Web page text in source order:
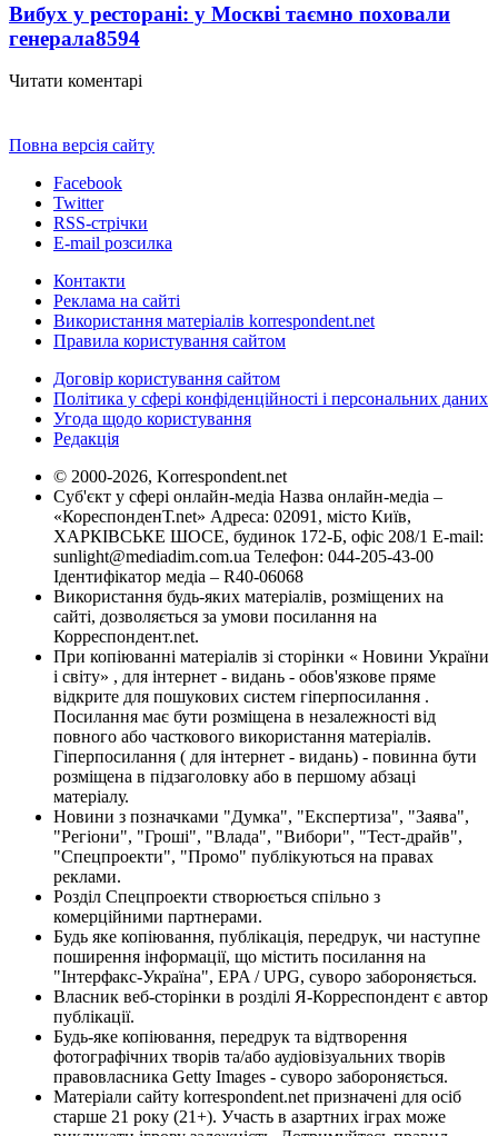
Вибух у ресторані: у Москві таємно поховали
генерала8594
Читати коментарі
Повна версія сайту
Facebook
Twitter
RSS-стрічки
E-mail розсилка
Контакти
Реклама на сайті
Використання матеріалів korrespondent.net
Правила користування сайтом
Договір користування сайтом
Політика у сфері конфіденційності і персональних даних
Угода щодо користування
Редакція
© 2000-2026, Korrespondent.net
Суб'єкт у сфері онлайн-медіа Назва онлайн-медіа –
«КореспонденТ.net» Адреса: 02091, місто Київ,
ХАРКІВСЬКЕ ШОСЕ, будинок 172-Б, офіс 208/1 E-mail:
sunlight@mediadim.com.ua Телефон: 044-205-43-00
Ідентифікатор медіа – R40-06068
Використання будь-яких матеріалів, розміщених на
сайті, дозволяється за умови посилання на
Корреспондент.net.
При копіюванні матеріалів зі сторінки « Новини України
і світу» , для інтернет - видань - обов'язкове пряме
відкрите для пошукових систем гіперпосилання .
Посилання має бути розміщена в незалежності від
повного або часткового використання матеріалів.
Гіперпосилання ( для інтернет - видань) - повинна бути
розміщена в підзаголовку або в першому абзаці
матеріалу.
Новини з позначками "Думка", "Експертиза", "Заява",
"Регіони", "Гроші", "Влада", "Вибори", "Тест-драйв",
"Спецпроекти", "Промо" публікуються на правах
реклами.
Розділ Спецпроекти створюється спільно з
комерційними партнерами.
Будь яке копіювання, публікація, передрук, чи наступне
поширення інформації, що містить посилання на
"Інтерфакс-Україна", EPA / UPG, суворо забороняється.
Власник веб-сторінки в розділі Я-Корреспондент є автор
публікації.
Будь-яке копіювання, передрук та відтворення
фотографічних творів та/або аудіовізуальних творів
правовласника Getty Images - суворо забороняється.
Матеріали сайту korrespondent.net призначені для осіб
старше 21 року (21+). Участь в азартних іграх може